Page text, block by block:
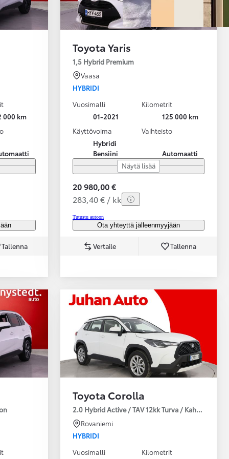
000 km
Tallenna
Toyota Yaris
1,5 Hybrid Premium
Vaasa
HYBRIDI
Vuosimalli
01-2021
Kilometrit
125 000 km
Käyttövoima
Hybridi
Bensiini
Vaihteisto
Automaatti
Näytä lisää
20 980,00 €
283,40 € / kk
Tutustu autoon
Ota yhteyttä jälleenmyyjään
Vertaile Tallenna
Toyota Corolla
2.0 Hybrid Active / TAV 12kk Turva / Kahdet
Rovaniemi
HYBRIDI
Vuosimalli
Kilometrit